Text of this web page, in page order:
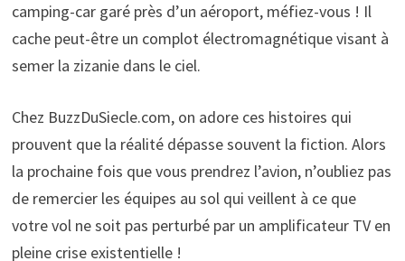
camping-car garé près d’un aéroport, méfiez-vous ! Il
cache peut-être un complot électromagnétique visant à
semer la zizanie dans le ciel.
Chez BuzzDuSiecle.com, on adore ces histoires qui
prouvent que la réalité dépasse souvent la fiction. Alors
la prochaine fois que vous prendrez l’avion, n’oubliez pas
de remercier les équipes au sol qui veillent à ce que
votre vol ne soit pas perturbé par un amplificateur TV en
pleine crise existentielle !